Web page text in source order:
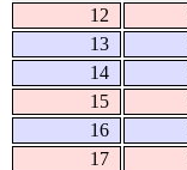
12
13
14
15
16
17